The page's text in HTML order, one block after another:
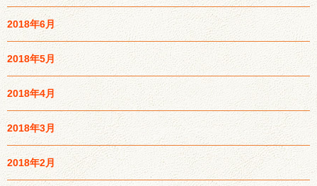
2018年6月
2018年5月
2018年4月
2018年3月
2018年2月